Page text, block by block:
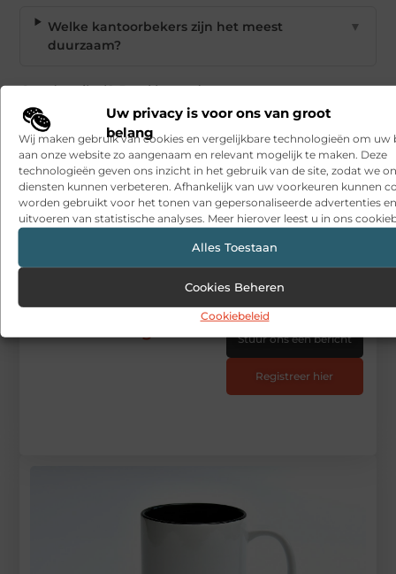
Uw privacy is voor ons van groot
belang
Wij maken gebruik van cookies en vergelijkbare technologieën om uw
aan onze website zo aangenaam en relevant mogelijk te maken. Deze
technologieën geven ons inzicht in het gebruik van de site, zodat we
diensten kunnen verbeteren. Afhankelijk van uw voorkeuren kunnen
worden gebruikt voor het tonen van gepersonaliseerde advertenties
uitvoeren van statistische analyses. Meer hierover leest u in ons
Alles Toestaan
Cookies Beheren
Cookiebeleid
Welke kantoorbekers zijn het meest
duurzaam?
▼
Goed artikel? Deel hem dan op:
X
(Twitter)
Facebook Pinterest LinkedIn Email
Tags en Categorieën:
Eten en drinken, Beker Onderhoud
Begin vandaag nog
met bloggen op
Stuur ons een bericht
Registreer hier